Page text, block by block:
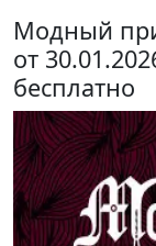
Модный
от
бесплатно